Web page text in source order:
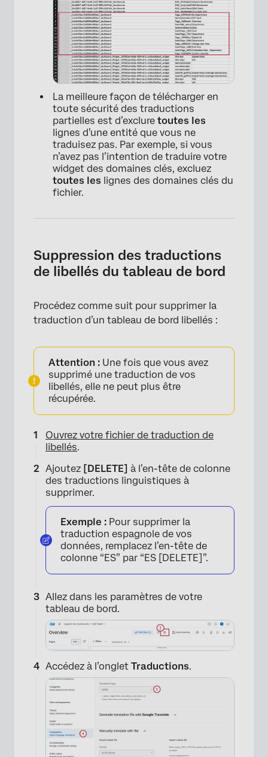
×
La meilleure façon de télécharger en
toute sécurité des traductions
partielles est d’exclure toutes les
lignes d’une entité que vous ne
traduisez pas. Par exemple, si vous
n’avez pas l’intention de traduire votre
widget des domaines clés, excluez
toutes les lignes des domaines clés du
fichier.
Suppression des traductions
de libellés du tableau de bord
Procédez comme suit pour supprimer la
traduction d’un tableau de bord libellés :
Attention : Une fois que vous avez
supprimé une traduction de vos
libellés, elle ne peut plus être
récupérée.
Ouvrez votre fichier de traduction de
libellés.
Ajoutez [DELETE] à l’en-tête de colonne
des traductions linguistiques à
supprimer.
Exemple : Pour supprimer la
traduction espagnole de vos
données, remplacez l’en-tête de
colonne “ES” par “ES [DELETE]”.
Allez dans les paramètres de votre
tableau de bord.
Accédez à l’onglet Traductions.